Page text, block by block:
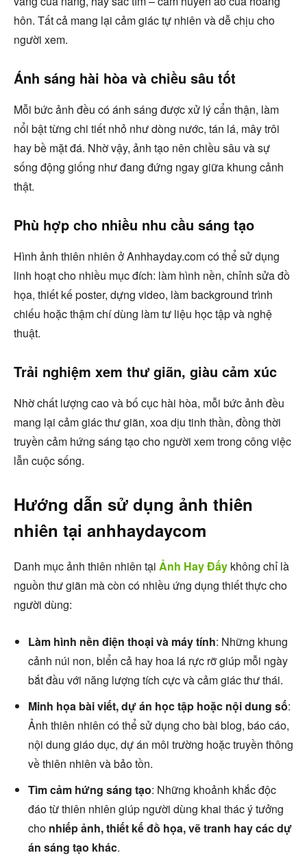
hôn. Tất cả mang lại cảm giác tự nhiên và dễ chịu cho
người xem.
Ánh sáng hài hòa và chiều sâu tốt
Mỗi bức ảnh đều có ánh sáng được xử lý cẩn thận, làm
nổi bật từng chi tiết nhỏ như dòng nước, tán lá, mây trôi
hay bề mặt đá. Nhờ vậy, ảnh tạo nên chiều sâu và sự
sống động giống như đang đứng ngay giữa khung cảnh
thật.
Phù hợp cho nhiều nhu cầu sáng tạo
Hình ảnh thiên nhiên ở Anhhayday.com có thể sử dụng
linh hoạt cho nhiều mục đích: làm hình nền, chỉnh sửa đồ
họa, thiết kế poster, dựng video, làm background trình
chiếu hoặc thậm chí dùng làm tư liệu học tập và nghệ
thuật.
Trải nghiệm xem thư giãn, giàu cảm xúc
Nhờ chất lượng cao và bố cục hài hòa, mỗi bức ảnh đều
mang lại cảm giác thư giãn, xoa dịu tinh thần, đồng thời
truyền cảm hứng sáng tạo cho người xem trong công việc
lẫn cuộc sống.
Hướng dẫn sử dụng ảnh thiên
nhiên tại anhhaydaycom
Danh mục ảnh thiên nhiên tại Ảnh Hay Đấy không chỉ là
nguồn thư giãn mà còn có nhiều ứng dụng thiết thực cho
người dùng:
Làm hình nền điện thoại và máy tính: Những khung
cảnh núi non, biển cả hay hoa lá rực rỡ giúp mỗi ngày
bắt đầu với năng lượng tích cực và cảm giác thư thái.
Minh họa bài viết, dự án học tập hoặc nội dung số:
Ảnh thiên nhiên có thể sử dụng cho bài blog, báo cáo,
nội dung giáo dục, dự án môi trường hoặc truyền thông
về thiên nhiên và bảo tồn.
Tìm cảm hứng sáng tạo: Những khoảnh khắc độc
đáo từ thiên nhiên giúp người dùng khai thác ý tưởng
cho nhiếp ảnh, thiết kế đồ họa, vẽ tranh hay các dự
án sáng tạo khác.